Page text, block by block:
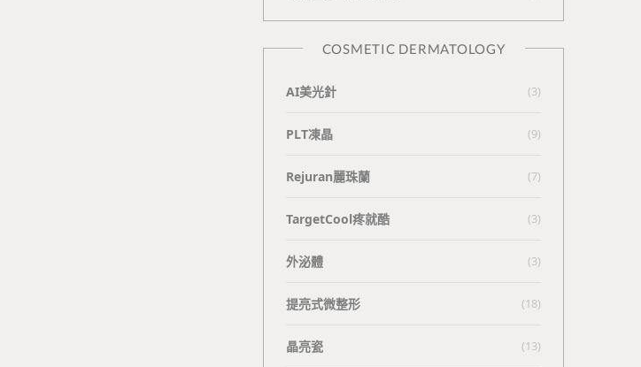
COSMETIC DERMATOLOGY
AI美光針 (3)
PLT凍晶 (9)
Rejuran麗珠蘭 (7)
TargetCool疼就酷 (3)
外泌體 (3)
提亮式微整形 (18)
晶亮瓷 (13)